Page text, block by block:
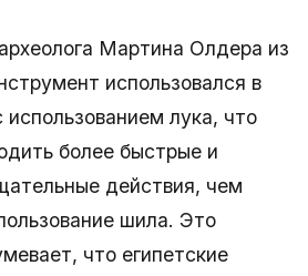
Мартина Олдера из
использовался в
использованием лука, что
более быстрые и
действия, чем
шила. Это
что египетские